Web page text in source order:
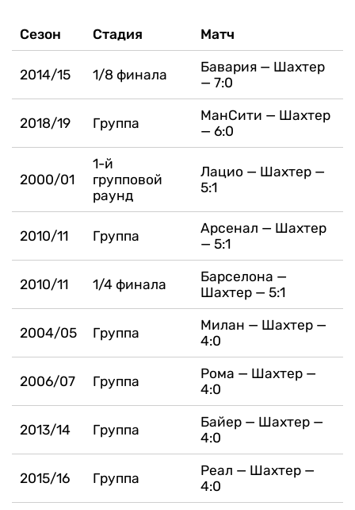
Сезон Стадия Матч
2014/15 1/8 финала
Бавария — Шахтер
— 7:0
2018/19 Группа
МанСити — Шахтер
— 6:0
2000/01
1-й
групповой
раунд
Лацио — Шахтер —
5:1
2010/11 Группа
Арсенал — Шахтер
— 5:1
2010/11 1/4 финала
Барселона —
Шахтер — 5:1
2004/05 Группа
Милан — Шахтер —
4:0
2006/07 Группа
Рома — Шахтер —
4:0
2013/14 Группа
Байер — Шахтер —
4:0
2015/16 Группа
Реал — Шахтер —
4:0